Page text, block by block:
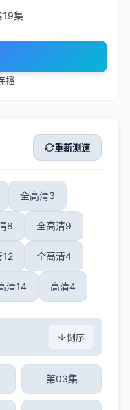
19集
播
重新测速
全高清3
8 全高清9
12 全高清4
清14 高清4
倒序
第03集